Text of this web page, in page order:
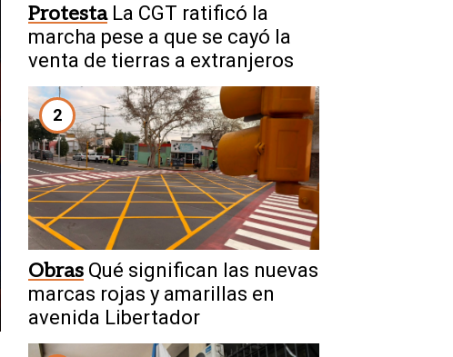
Protesta La CGT ratificó la
marcha pese a que se cayó la
venta de tierras a extranjeros
2
Obras Qué significan las nuevas
marcas rojas y amarillas en
avenida Libertador